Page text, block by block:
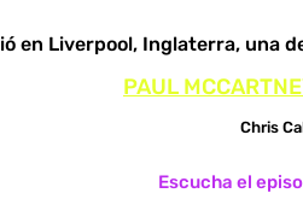
en Liverpool, Inglaterra,
PAUL
Chris
Escucha el